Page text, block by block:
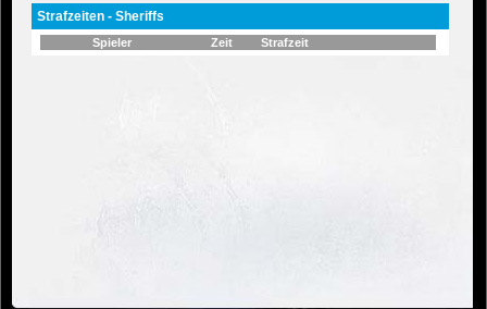
Strafzeiten - Sheriffs
Spieler Zeit Strafzeit